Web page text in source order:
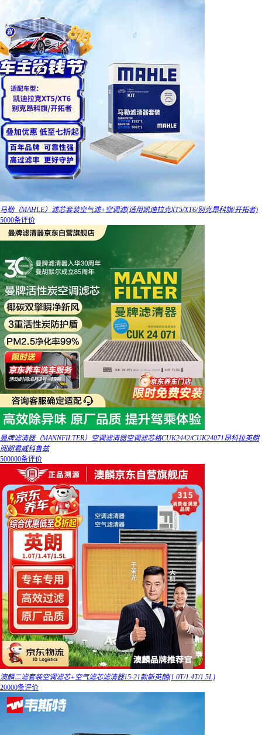
马勒（MAHLE）滤芯套装空气滤+空调滤(适用凯迪拉克XT5/XT6/别克昂科旗/开拓者)
5000条评价
曼牌滤清器（MANNFILTER）空调滤清器空调滤芯格CUK2442/CUK24071昂科拉英朗
阅朗君威科鲁兹
500000条评价
澳麟二滤套装空调滤芯+空气滤芯滤清器15-21款新英朗(1.0T/1.4T/1.5L)
20000条评价